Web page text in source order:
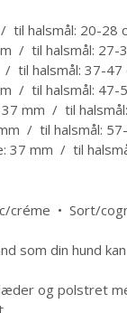
til halsmål: 20-28
/ til halsmål: 27-
til halsmål: 37-47
/ til halsmål: 47-
mm / til
/ til halsmål:
37 mm / til
créme • Sort/
som din hund
og polstret